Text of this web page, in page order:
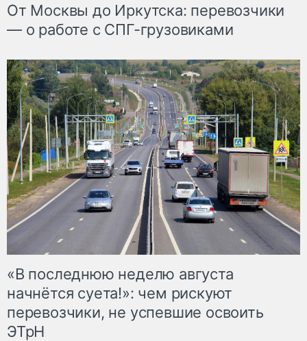
От Москвы до Иркутска: перевозчики
— о работе с СПГ-грузовиками
«В последнюю неделю августа
начнётся суета!»: чем рискуют
перевозчики, не успевшие освоить
ЭТрН